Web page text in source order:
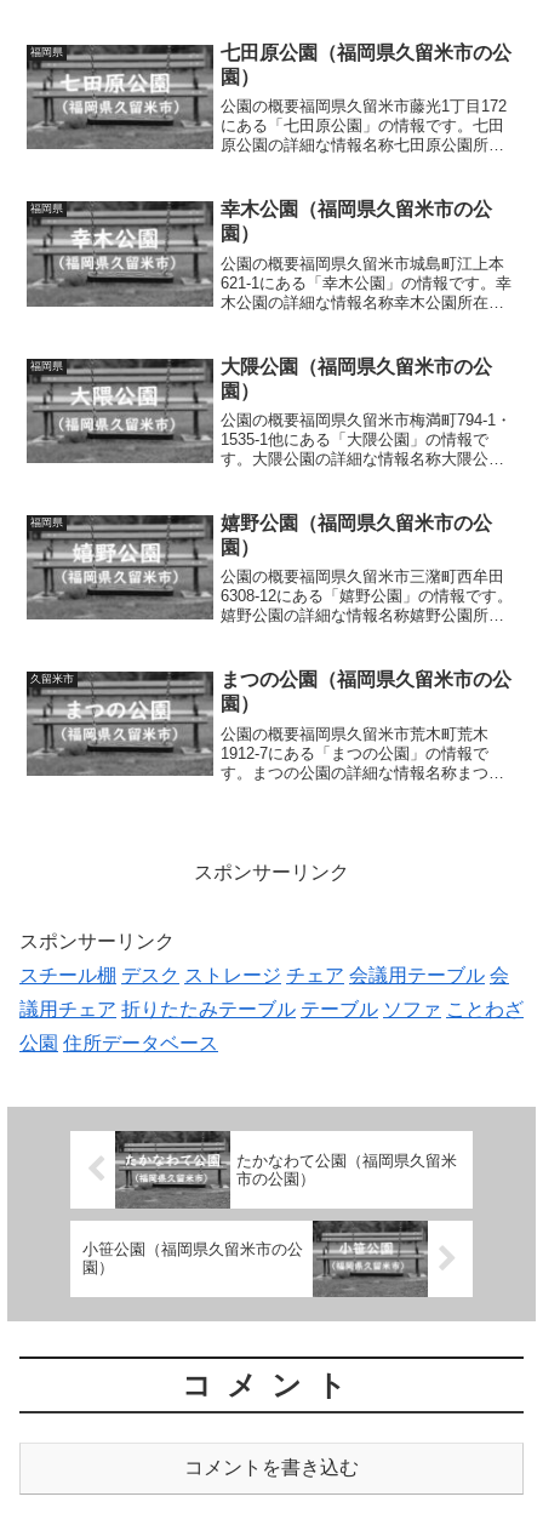
遊具ベンチ、水道トイレの有無なし車椅
子対応 トイレな...
福岡県
七田原公園（福岡県久留米市の公
園）
公園の概要福岡県久留米市藤光1丁目172
にある「七田原公園」の情報です。七田
原公園の詳細な情報名称七田原公園所在
ランコ、砂場、ベンチ、水道トイレの有
無あり車椅子対応...
福岡県
幸木公園（福岡県久留米市の公
園）
公園の概要福岡県久留米市城島町江上本
621-1にある「幸木公園」の情報です。幸
木公園の詳細な情報名称幸木公園所在地
ンチトイレの有無なし車椅子対応 トイ
レなし駐車場...
福岡県
大隈公園（福岡県久留米市の公
園）
公園の概要福岡県久留米市梅満町794-1・
1535-1他にある「大隈公園」の情報で
す。大隈公園の詳細な情報名称大隈公園
設・遊具野球場、複合遊具（滑り台、雲
梯、ロー...
福岡県
嬉野公園（福岡県久留米市の公
園）
公園の概要福岡県久留米市三潴町西牟田
6308-12にある「嬉野公園」の情報です。
嬉野公園の詳細な情報名称嬉野公園所在
チトイレの有無なし車椅子対応 トイレ
なし駐車...
久留米市
まつの公園（福岡県久留米市の公
園）
公園の概要福岡県久留米市荒木町荒木
1912-7にある「まつの公園」の情報で
す。まつの公園の詳細な情報名称まつの
スポンサーリンク
スポンサーリンク
スチール棚 デスク ストレージ チェア 会議用テーブル 会
議用チェア 折りたたみテーブル テーブル ソファ ことわざ
公園 住所データベース
たかなわて公園（福岡県久留米
市の公園）
小笹公園（福岡県久留米市の公
園）
コメント
コメントを書き込む